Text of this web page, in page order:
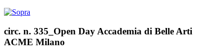
circ. n. 335_Open Day Accademia di Belle Arti
ACME Milano